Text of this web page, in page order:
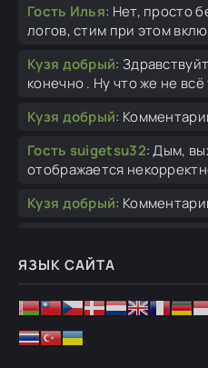
Гость Илья: Нет, просто
логов, стим при этом
Кузя добрый:
конечно . Ну что же не всё
Кузя добрый:
Гость suigetsu32:Дым,
отображается
Кузя добрый:
Вот к примеру тягачей
Ghosteron:И не надо,
умею.
ЯЗЫК САЙТА